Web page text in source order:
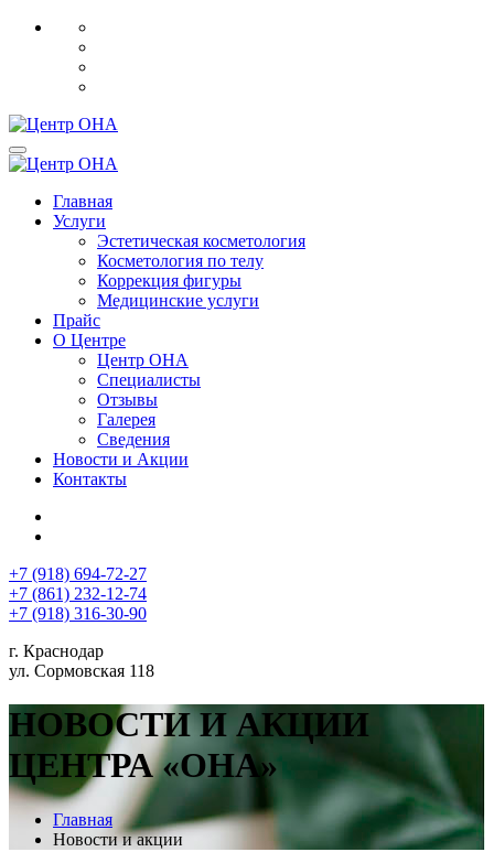
Главная
Услуги
Эстетическая косметология
Косметология по телу
Коррекция фигуры
Медицинские услуги
Прайс
О Центре
Центр ОНА
Специалисты
Отзывы
Галерея
Сведения
Новости и Акции
Контакты
+7 (918) 694-72-27
+7 (861) 232-12-74
+7 (918) 316-30-90
г. Краснодар
ул. Сормовская 118
НОВОСТИ И АКЦИИ
ЦЕНТРА «ОНА»
Главная
Новости и акции